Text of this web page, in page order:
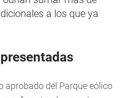
a los que ya
aprobado del Parque eólico